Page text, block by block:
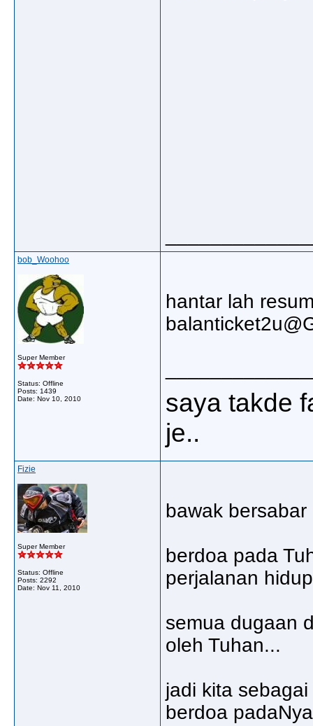
bob_Woohoo
Super Member
Status: Offline
Posts: 1439
Date: Nov 10, 2010
hantar lah
saya takde
je..
Fizie
Super Member
Status: Offline
Posts: 2292
Date: Nov 11, 2010
bawak bersabar
berdoa pada
perjalanan
semua dugaan
oleh Tuhan...
jadi kita
berdoa